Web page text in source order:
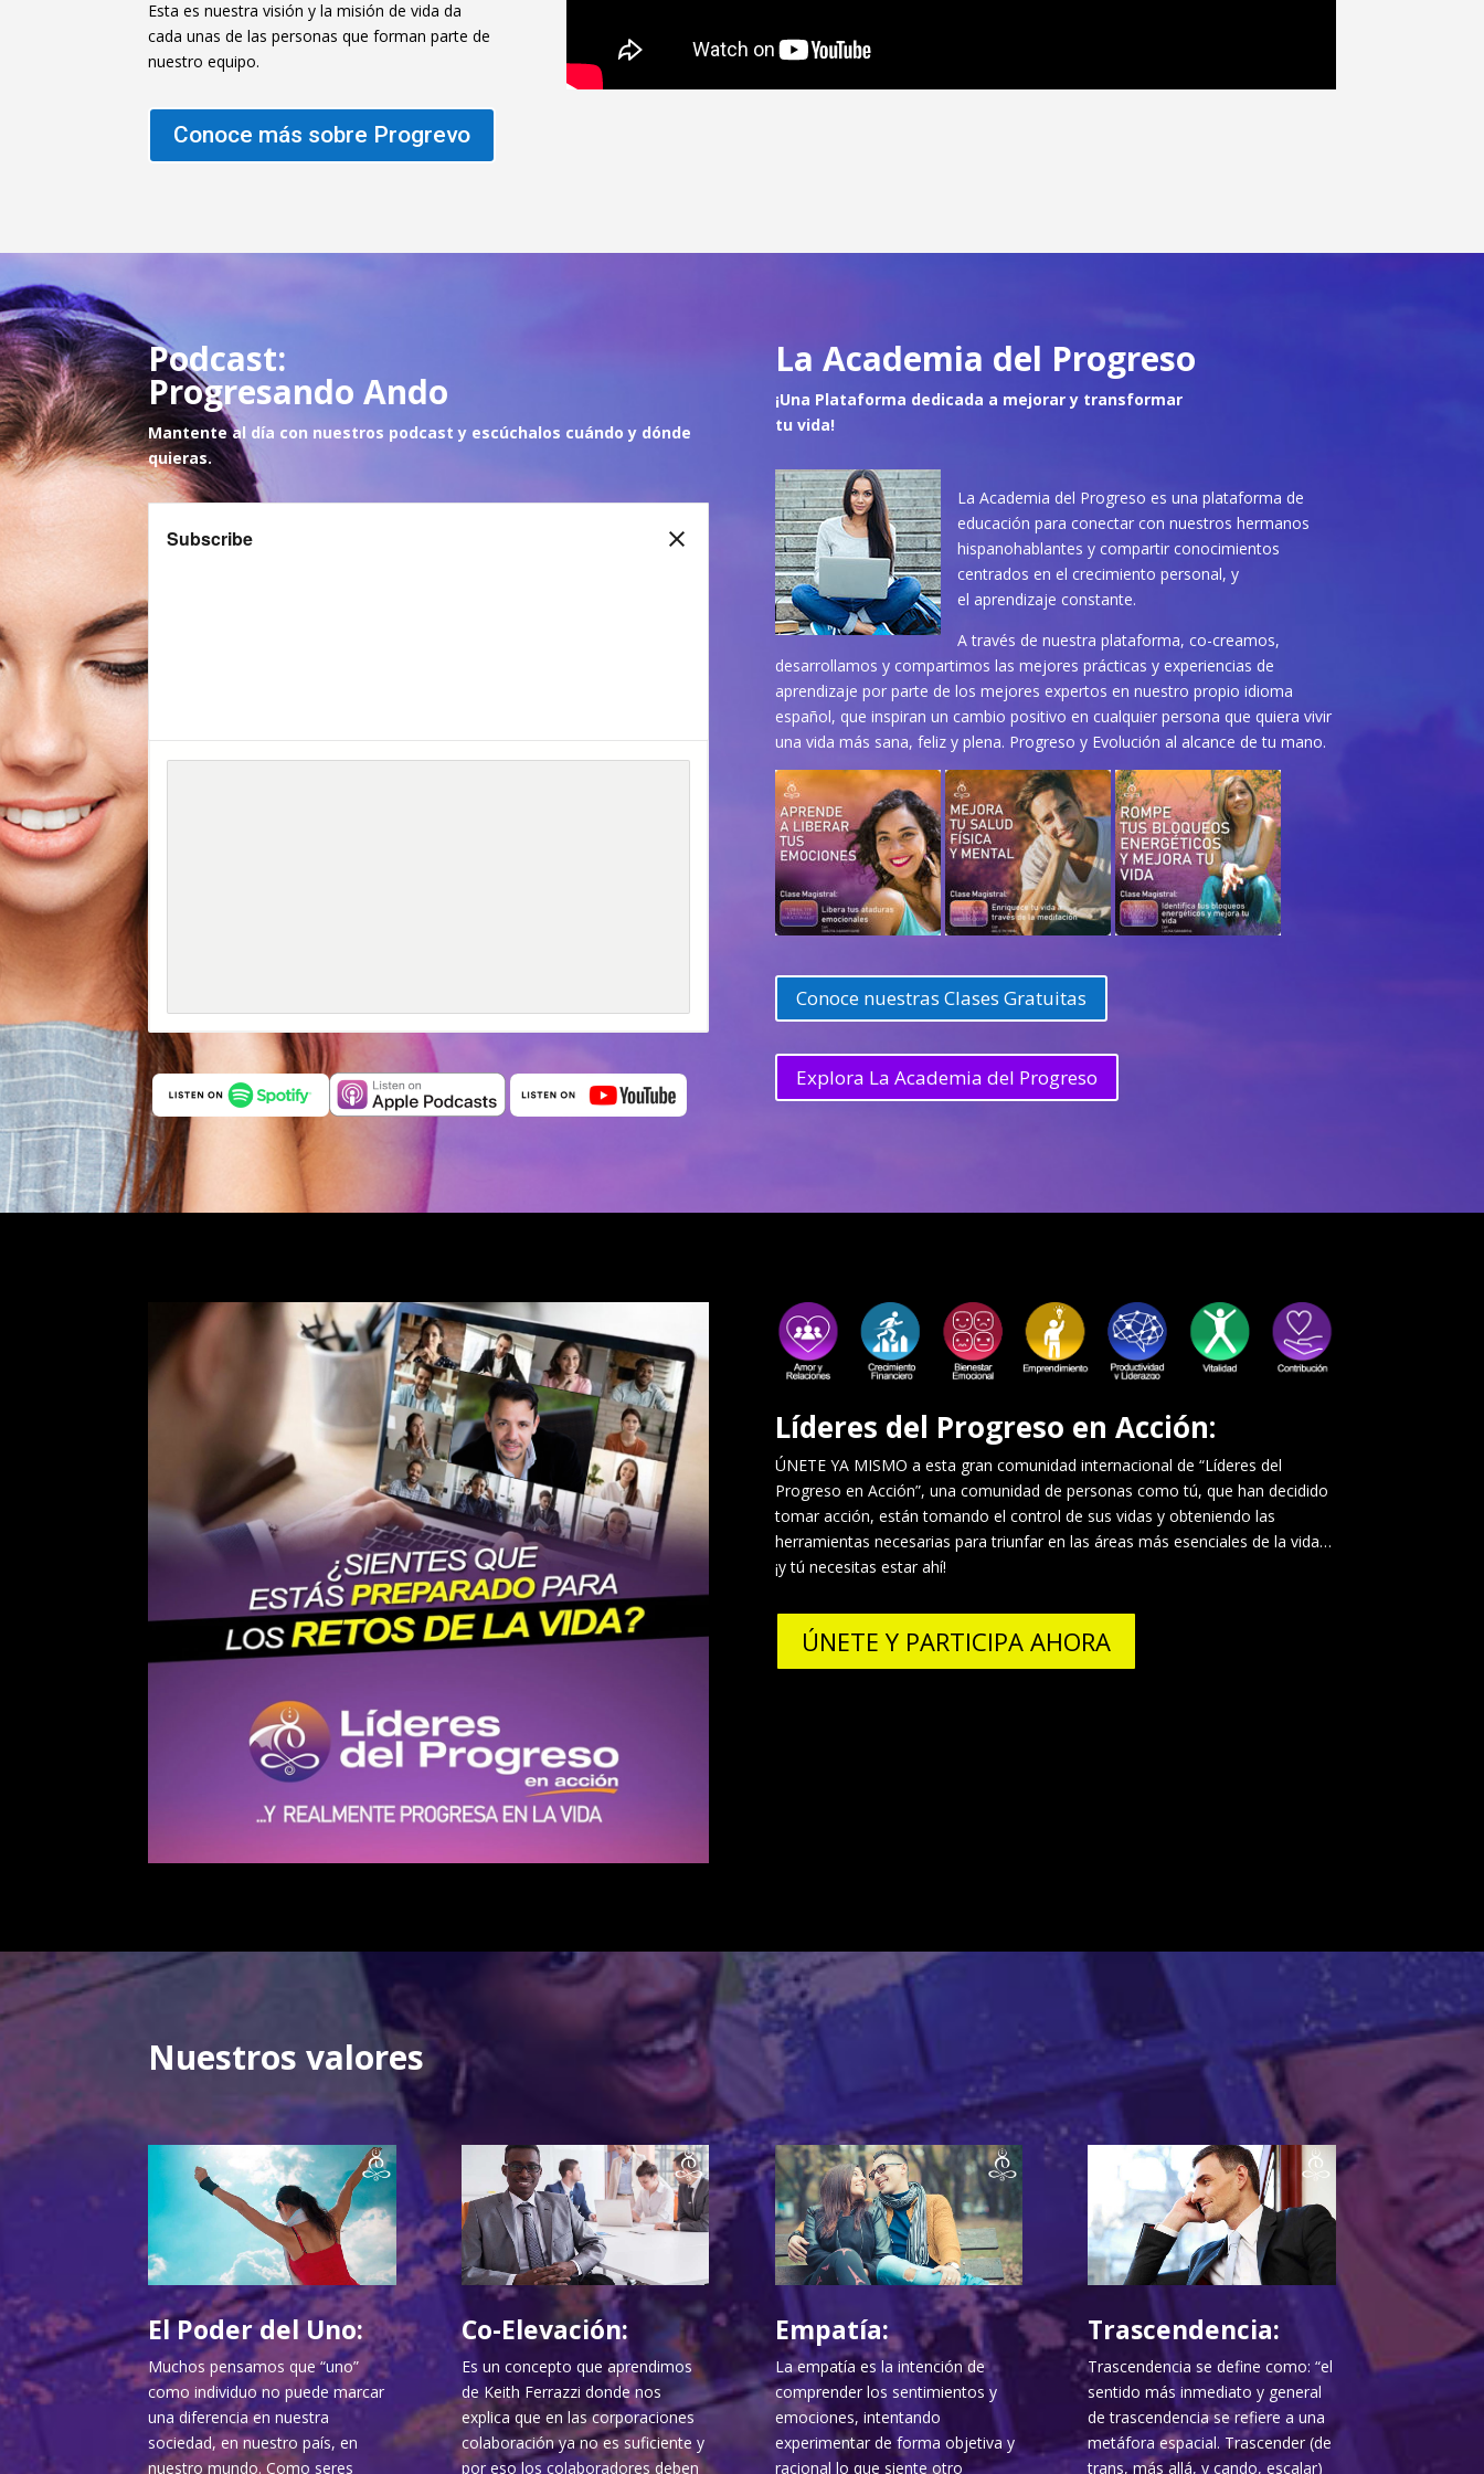
Esta es nuestra visión y la misión de vida da
cada unas de las personas que forman parte de
nuestro equipo.
Conoce más sobre Progrevo
Podcast:
Progresando Ando
Mantente al día con nuestros podcast y escúchalos cuándo y dónde
quieras.
La Academia del Progreso
¡Una Plataforma dedicada a mejorar y transformar
tu vida!
La Academia del Progreso es una plataforma de
educación para conectar con nuestros hermanos
hispanohablantes y compartir conocimientos
centrados en el crecimiento personal, y
el aprendizaje constante.
A través de nuestra plataforma, co-creamos,
desarrollamos y compartimos las mejores prácticas y experiencias de
aprendizaje por parte de los mejores expertos en nuestro propio idioma
español, que inspiran un cambio positivo en cualquier persona que quiera vivir
una vida más sana, feliz y plena. Progreso y Evolución al alcance de tu mano.
Conoce nuestras Clases Gratuitas
Explora La Academia del Progreso
Líderes del Progreso en Acción:
ÚNETE YA MISMO a esta gran comunidad internacional de “Líderes del
Progreso en Acción”, una comunidad de personas como tú, que han decidido
tomar acción, están tomando el control de sus vidas y obteniendo las
herramientas necesarias para triunfar en las áreas más esenciales de la vida…
¡y tú necesitas estar ahí!
ÚNETE Y PARTICIPA AHORA
Nuestros valores
El Poder del Uno:
Muchos pensamos que “uno”
como individuo no puede marcar
una diferencia en nuestra
sociedad, en nuestro país, en
nuestro mundo. Como seres
Co-Elevación:
Es un concepto que aprendimos
de Keith Ferrazzi donde nos
explica que en las corporaciones
colaboración ya no es suficiente y
por eso los colaboradores deben
Empatía:
La empatía es la intención de
comprender los sentimientos y
emociones, intentando
experimentar de forma objetiva y
racional lo que siente otro
Trascendencia:
Trascendencia se define como: “el
sentido más inmediato y general
de trascendencia se refiere a una
metáfora espacial. Trascender (de
trans, más allá, y cando, escalar)